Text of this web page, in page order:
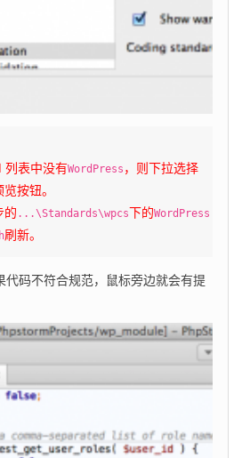
表中没有WordPress ，则下拉选择
览按钮。
的 ...\Standards\wpcs下的WordPress
刷新。
码不符合规范，鼠标旁边就会有提